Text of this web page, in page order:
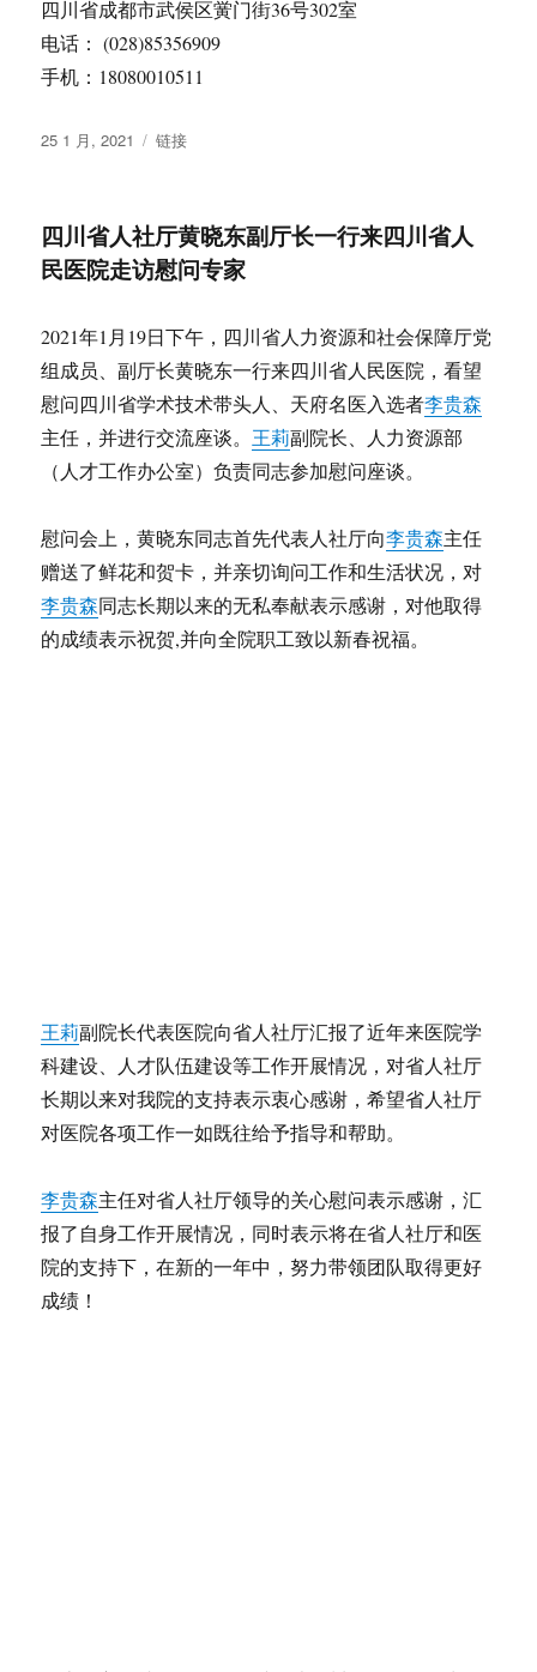
四川省成都市武侯区黉门街36号302室
电话： (028)85356909
手机：18080010511
发
25 1 月, 2021
格
链接
四川省人社厅黄晓东副厅长一行来四川省人
民医院走访慰问专家
2021年1月19日下午，四川省人力资源和社会保障厅党
组成员、副厅长黄晓东一行来四川省人民医院，看望
慰问四川省学术技术带头人、天府名医入选者李贵森
主任，并进行交流座谈。王莉副院长、人力资源部
（人才工作办公室）负责同志参加慰问座谈。
慰问会上，黄晓东同志首先代表人社厅向李贵森主任
赠送了鲜花和贺卡，并亲切询问工作和生活状况，对
李贵森同志长期以来的无私奉献表示感谢，对他取得
的成绩表示祝贺,并向全院职工致以新春祝福。
王莉副院长代表医院向省人社厅汇报了近年来医院学
科建设、人才队伍建设等工作开展情况，对省人社厅
长期以来对我院的支持表示衷心感谢，希望省人社厅
对医院各项工作一如既往给予指导和帮助。
李贵森主任对省人社厅领导的关心慰问表示感谢，汇
报了自身工作开展情况，同时表示将在省人社厅和医
院的支持下，在新的一年中，努力带领团队取得更好
成绩！